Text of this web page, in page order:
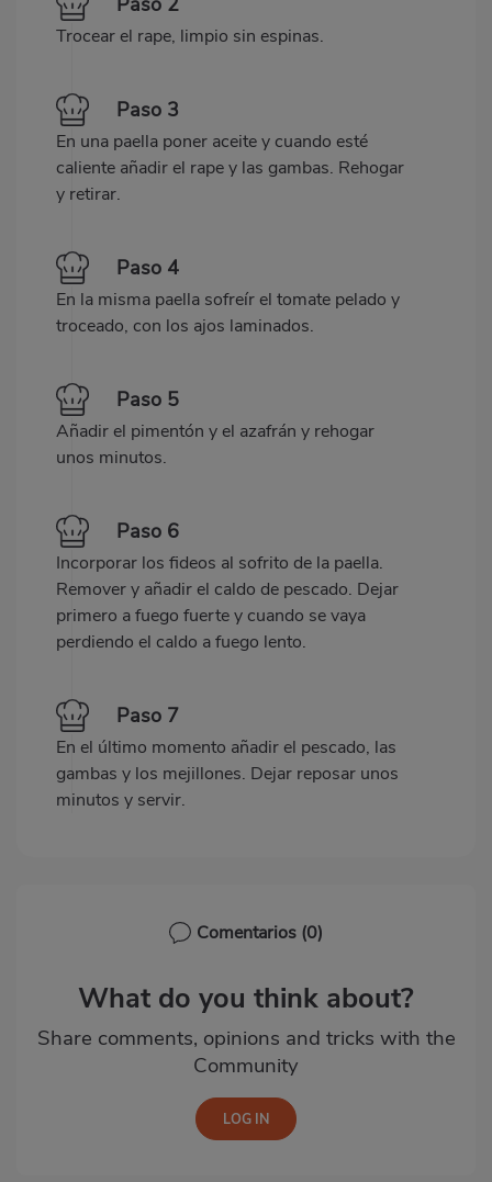
Trocear el rape, limpio sin espinas.
Paso 3
En una paella poner aceite y cuando esté
caliente añadir el rape y las gambas. Rehogar
y retirar.
Paso 4
En la misma paella sofreír el tomate pelado y
troceado, con los ajos laminados.
Paso 5
Añadir el pimentón y el azafrán y rehogar
unos minutos.
Paso 6
Incorporar los fideos al sofrito de la paella.
Remover y añadir el caldo de pescado. Dejar
primero a fuego fuerte y cuando se vaya
perdiendo el caldo a fuego lento.
Paso 7
En el último momento añadir el pescado, las
gambas y los mejillones. Dejar reposar unos
minutos y servir.
Comentarios (0)
What do you think about?
Share comments, opinions and tricks with the
Community